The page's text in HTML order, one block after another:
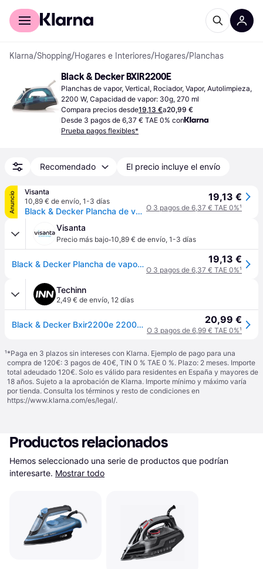
Comprar con Klarna
Klarna/Shopping/Hogares e Interiores/Hogares/Planchas
Black & Decker BXIR2200E
Planchas de vapor, Vertical, Rociador, Vapor, Autolimpieza,
2200 W, Capacidad de vapor: 30g, 270 ml
Compara precios desde19,13 €a20,99 €
Desde 3 pagos de 6,37 € TAE 0% con
Prueba pagos flexibles*
Recomendado El precio incluye el envío
Anuncio
Visanta
10,89 € de envío, 1-3 días
Black & Decker Plancha de vapor Black+Decker BXIR2200E
19,13 €
O 3 pagos de 6,37 € TAE 0%¹
Visanta
Precio más bajo·10,89 € de envío, 1-3 días
Black & Decker Plancha de vapor Black+Decker BXIR2200E 19,13 €
O 3 pagos de 6,37 € TAE 0%¹
Techinn
2,49 € de envío, 12 días
Black & Decker Bxir2200e 2200w Steam Iron Azul One Size / EU Plug 220V 20,99 €
O 3 pagos de 6,99 € TAE 0%¹
¹*Paga en 3 plazos sin intereses con Klarna. Ejemplo de pago para una
compra de 120€: 3 pagos de 40€, TIN 0 % TAE 0 %. Plazo: 2 meses. Importe
total adeudado 120€. Solo es válido para residentes en España y mayores de
18 años. Sujeto a la aprobación de Klarna. Importe mínimo y máximo varía
por tienda. Consulta los términos y resto de condiciones en
https://www.klarna.com/es/legal/.
Productos relacionados
Hemos seleccionado una serie de productos que podrían
interesarte. Mostrar todo